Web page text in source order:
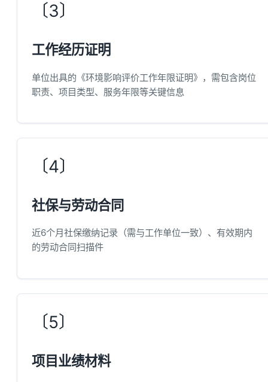
〔3〕
工作经历证明
单位出具的《环境影响评价工作年限证明》，需包含岗位
职责、项目类型、服务年限等关键信息
〔4〕
社保与劳动合同
近6个月社保缴纳记录（需与工作单位一致）、有效期内
的劳动合同扫描件
〔5〕
项目业绩材料